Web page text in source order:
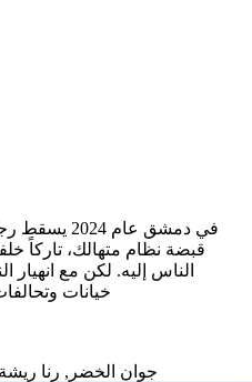
في دمشق
قبضة نظام متهالك، تاركاً
الناس إليه. لكن مع
خيانات
| جوان الخضر, رنا